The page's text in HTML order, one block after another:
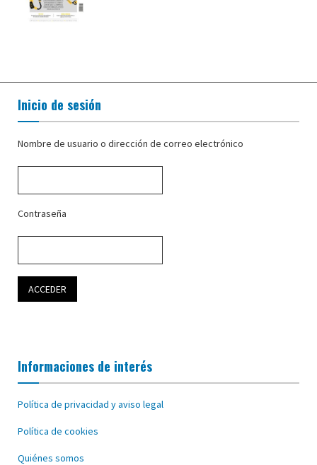
Inicio de sesión
Nombre de usuario o dirección de correo electrónico
Contraseña
Informaciones de interés
Política de privacidad y aviso legal
Política de cookies
Quiénes somos